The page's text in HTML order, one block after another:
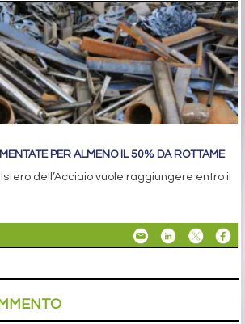
PER ALMENO IL 50% DA ROTTAME
dell’Acciaio vuole raggiungere entro il